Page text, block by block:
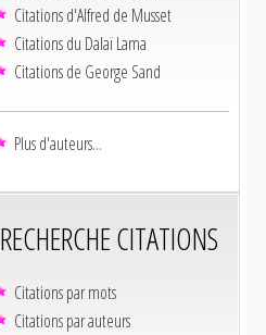
Citations d'Alfred de Musset
Citations du Dalaï Lama
Citations de George Sand
Plus d'auteurs...
RECHERCHE CITATIONS
Citations par mots
Citations par auteurs